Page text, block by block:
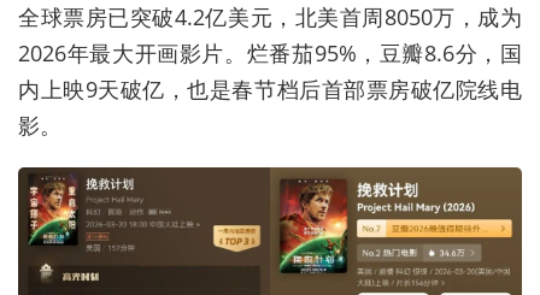
全球票房已突破4.2亿美元，北美首周8050万，成为
2026年最大开画影片。烂番茄95%，豆瓣8.6分，国
内上映9天破亿，也是春节档后首部票房破亿院线电
影。